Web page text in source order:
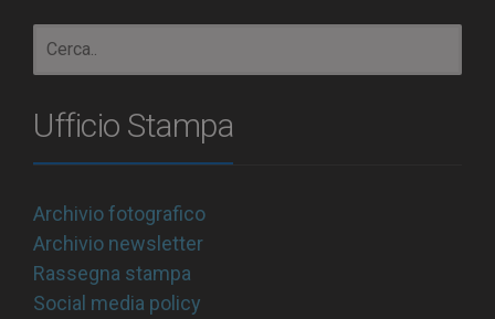
Ufficio Stampa
Archivio fotografico
Archivio newsletter
Rassegna stampa
Social media policy